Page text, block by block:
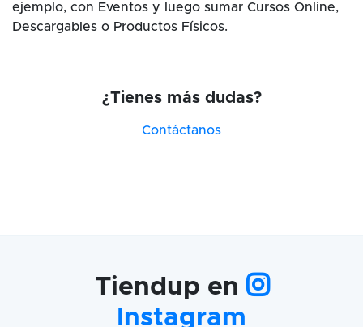
ejemplo, con Eventos y luego sumar Cursos Online,
Descargables o Productos Físicos.
¿Tienes más dudas?
Contáctanos
Tiendup en
Instagram